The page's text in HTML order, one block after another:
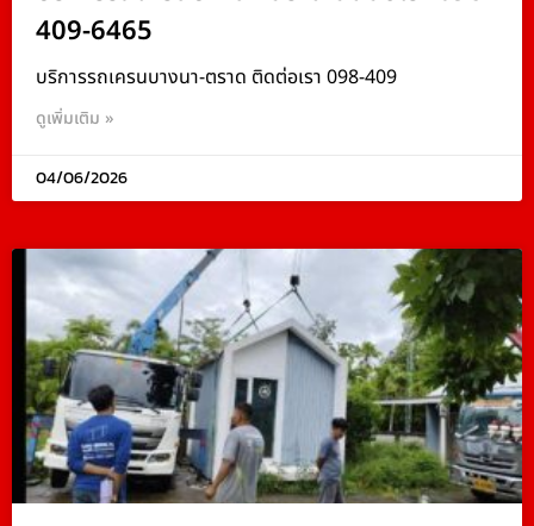
409-6465
บริการรถเครนบางนา-ตราด ติดต่อเรา 098-409
ดูเพิ่มเติม »
04/06/2026